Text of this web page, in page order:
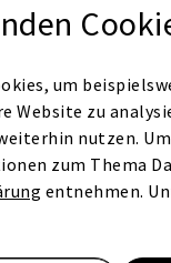
um
Website zu
nutzen.
zum Thema
entnehmen.